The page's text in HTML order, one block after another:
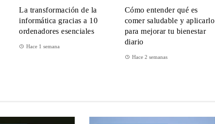
La transformación de la
informática gracias a 10
ordenadores esenciales
Hace 1 semana
Cómo entender qué es
comer saludable y aplicarlo
para mejorar tu bienestar
diario
Hace 2 semanas